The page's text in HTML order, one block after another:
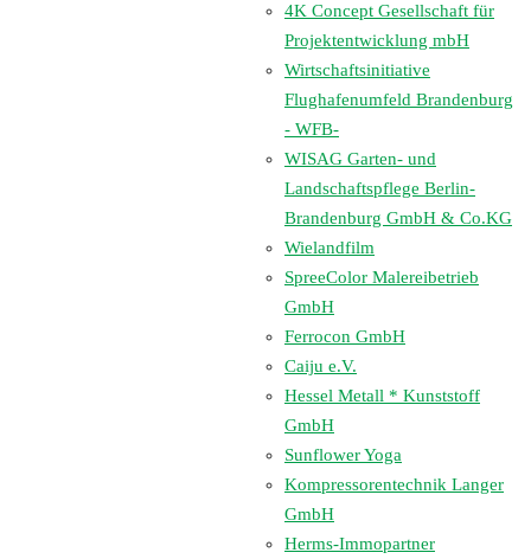
4K Concept Gesellschaft für
Projektentwicklung mbH
Wirtschaftsinitiative
Flughafenumfeld Brandenburg
- WFB-
WISAG Garten- und
Landschaftspflege Berlin-
Brandenburg GmbH & Co.KG
Wielandfilm
SpreeColor Malereibetrieb
GmbH
Ferrocon GmbH
Caiju e.V.
Hessel Metall * Kunststoff
GmbH
Sunflower Yoga
Kompressorentechnik Langer
GmbH
Herms-Immopartner